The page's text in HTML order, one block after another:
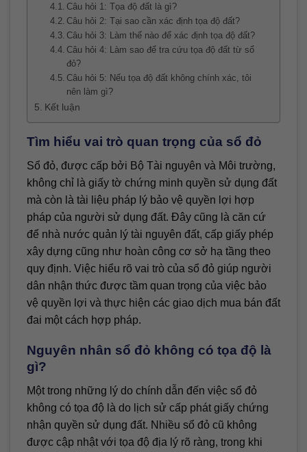
Câu hỏi 1: Tọa độ đất là gì?
Câu hỏi 2: Tại sao cần xác định tọa độ đất?
Câu hỏi 3: Làm thế nào để xác định tọa độ đất?
Câu hỏi 4: Làm sao để tra cứu tọa độ đất từ sổ
đỏ?
Câu hỏi 5: Nếu tọa độ đất không chính xác, tôi
nên làm gì?
Kết luận
Tìm hiểu vai trò quan trọng của sổ đỏ
Sổ đỏ, được cấp bởi Bộ Tài nguyên và Môi trường,
không chỉ là giấy tờ chứng minh quyền sử dụng đất
mà còn là tài liệu pháp lý bảo vệ quyền lợi hợp
pháp của người sử dụng đất. Đây cũng là căn cứ
để nhà nước quản lý tài nguyên đất, cấp giấy phép
xây dựng cũng như hoàn công cơ sở hạ tầng theo
quy định. Việc hiểu rõ vai trò của sổ đỏ giúp người
dân nhận thức được tầm quan trọng của việc bảo
vệ quyền lợi và thực hiện các giao dịch mua bán đất
đai một cách hợp pháp.
Nguyên nhân sổ đỏ không có tọa độ là
gì?
Một trong những lý do chính dẫn đến việc sổ đỏ
không có tọa độ là do lịch sử cấp phát giấy chứng
nhận quyền sử dụng đất. Nhiều sổ đỏ cũ không
được cập nhật với tọa độ địa lý rõ ràng, trong khi